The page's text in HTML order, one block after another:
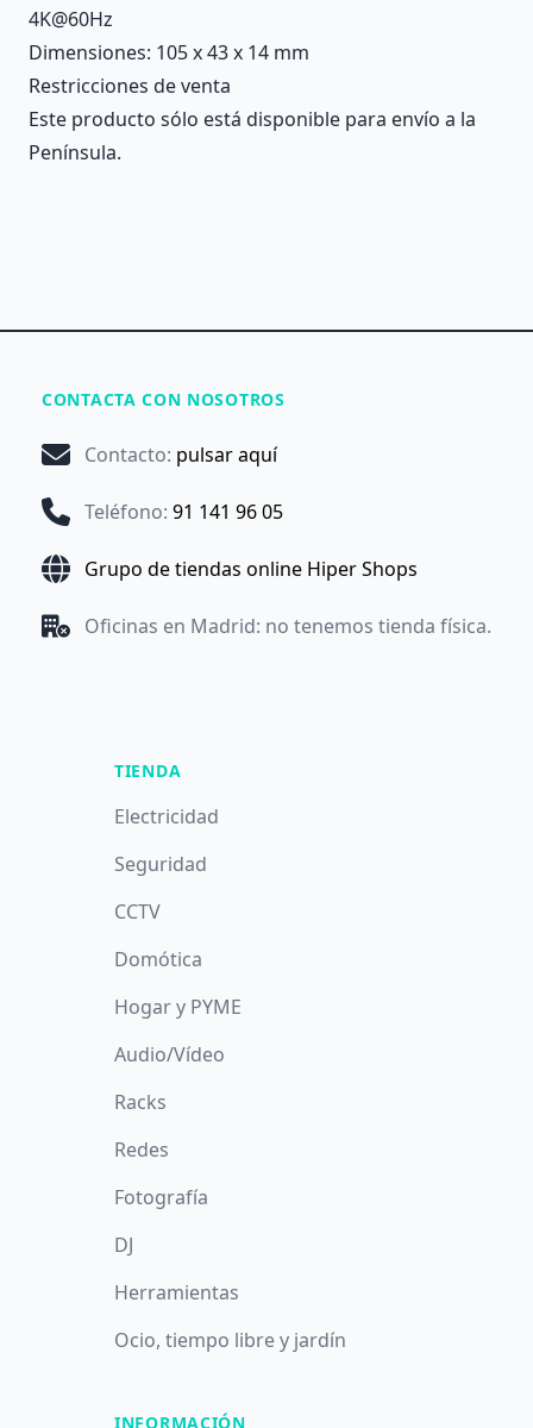
4K@60Hz
Dimensiones: 105 x 43 x 14 mm
Restricciones de venta
Este producto sólo está disponible para envío a la
Península.
CONTACTA CON NOSOTROS
Contacto: pulsar aquí
Teléfono: 91 141 96 05
Grupo de tiendas online Hiper Shops
Oficinas en Madrid: no tenemos tienda física.
TIENDA
Electricidad
Seguridad
CCTV
Domótica
Hogar y PYME
Audio/Vídeo
Racks
Redes
Fotografía
DJ
Herramientas
Ocio, tiempo libre y jardín
INFORMACIÓN